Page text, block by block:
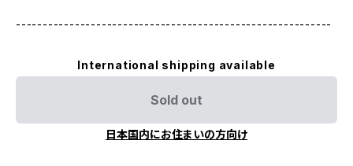
-----------------------------------------------------------
International shipping available
Sold out
日本国内にお住まいの方向け